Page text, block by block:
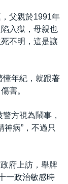
父親於1991年
入獄，母親也
不明，這是讓
懂年紀，就跟著
害。
方視為鬧事，
病”，不過只
府上訪，舉牌
一政治敏感時